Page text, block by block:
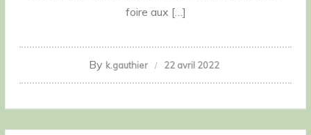
foire aux […]
By k.gauthier 22 avril 2022